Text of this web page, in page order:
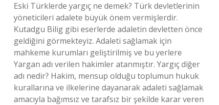
Eski Türklerde yargıç ne demek? Türk devletlerinin
yöneticileri adalete büyük önem vermişlerdir.
Kutadgu Bilig gibi eserlerde adaletin devletten önce
geldiğini görmekteyiz. Adaleti sağlamak için
mahkeme kurumları geliştirilmiş ve bu yerlere
Yargan adı verilen hakimler atanmıştır. Yargıç diğer
adı nedir? Hakim, mensup olduğu toplumun hukuk
kurallarına ve ilkelerine dayanarak adaleti sağlamak
amacıyla bağımsız ve tarafsız bir şekilde karar veren